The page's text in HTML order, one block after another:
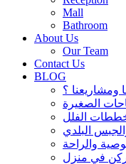
Mall
Bathroom
About Us
Our Team
Contact Us
BLOG
ومشاريعنا ؟
الفلل
البلدي
والراحة
ركن في منزل